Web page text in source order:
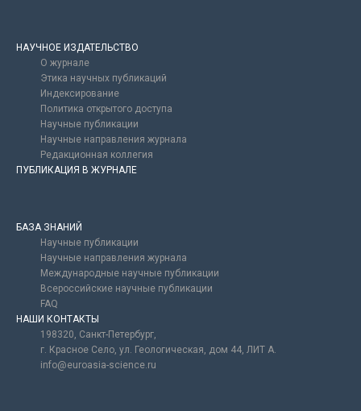
НАУЧНОЕ ИЗДАТЕЛЬСТВО
О журнале
Этика научных публикаций
Индексирование
Политика открытого доступа
Научные публикации
Научные направления журнала
Редакционная коллегия
ПУБЛИКАЦИЯ В ЖУРНАЛЕ
БАЗА ЗНАНИЙ
Научные публикации
Научные направления журнала
Международные научные публикации
Всероссийские научные публикации
FAQ
НАШИ КОНТАКТЫ
198320, Санкт-Петербург,
г. Красное Село, ул. Геологическая, дом 44, ЛИТ А.
info@euroasia-science.ru